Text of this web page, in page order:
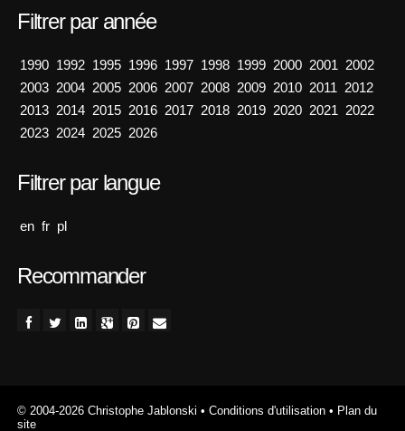
Filtrer par année
1990 1992 1995 1996 1997 1998 1999 2000 2001 2002
2003 2004 2005 2006 2007 2008 2009 2010 2011 2012
2013 2014 2015 2016 2017 2018 2019 2020 2021 2022
2023 2024 2025 2026
Filtrer par langue
en fr pl
Recommander
© 2004-2026 Christophe Jablonski • Conditions d'utilisation • Plan du
site